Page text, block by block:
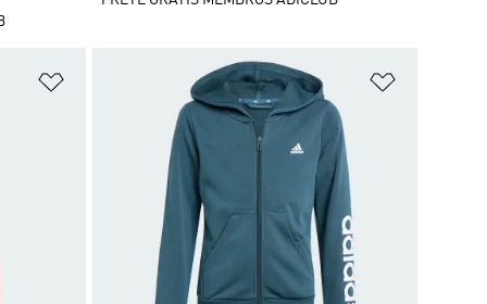
Adicionar à Lista de Desejos